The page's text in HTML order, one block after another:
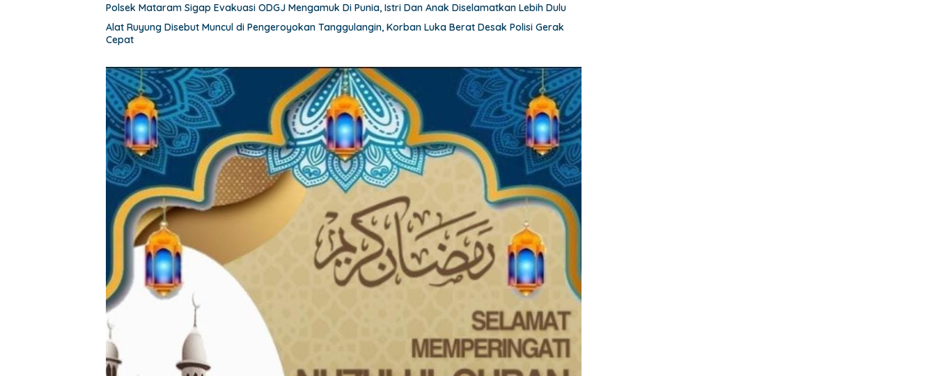
Polsek Mataram Sigap Evakuasi ODGJ Mengamuk Di Punia, Istri Dan Anak Diselamatkan Lebih Dulu
Alat Ruyung Disebut Muncul di Pengeroyokan Tanggulangin, Korban Luka Berat Desak Polisi Gerak
Cepat